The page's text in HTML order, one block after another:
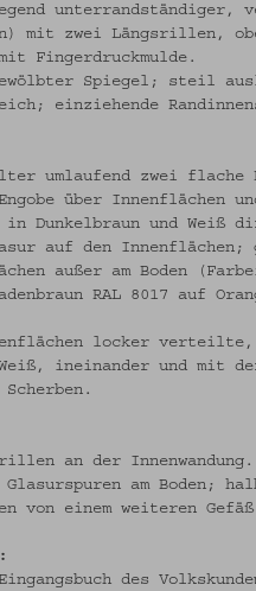
unterrandständiger,
mit zwei Längsrillen,
Fingerdruckmulde.
Spiegel; steil
einziehende
umlaufend zwei flache
Engobe über Innenflächen
Dunkelbraun und Weiß
auf den Innenflächen;
außer am Boden
RAL 8017 auf
locker
ineinander und mit
an der Innenwandung.
Glasurspuren am Boden;
von einem weiteren
des